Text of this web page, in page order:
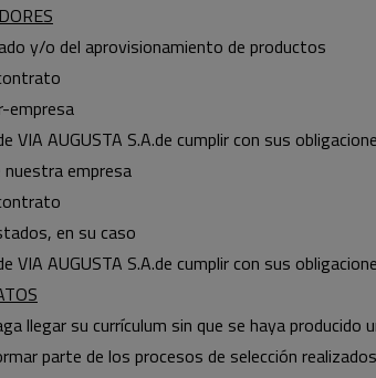
y/o del aprovisionamiento de productos
empresa
VIA AUGUSTA S.A.de cumplir con sus
empresa
en su caso
VIA AUGUSTA S.A.de cumplir con sus
llegar su currículum sin que se haya
parte de los procesos de selección